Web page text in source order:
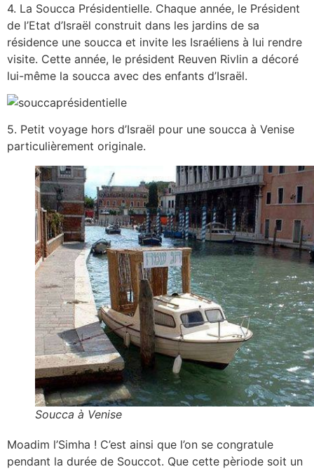
4. La Soucca Présidentielle. Chaque année, le Président
de l’Etat d’Israël construit dans les jardins de sa
résidence une soucca et invite les Israéliens à lui rendre
visite. Cette année, le président Reuven Rivlin a décoré
lui-même la soucca avec des enfants d’Israël.
5. Petit voyage hors d’Israël pour une soucca à Venise
particulièrement originale.
Soucca à Venise
Moadim l’Simha ! C’est ainsi que l’on se congratule
pendant la durée de Souccot. Que cette pèriode soit un